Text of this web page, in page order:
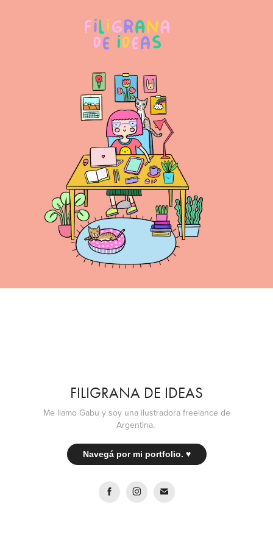
FILIGRANA DE IDEAS
Me llamo Gabu y soy una ilustradora freelance de
Argentina.
Navegá por mi portfolio. ♥